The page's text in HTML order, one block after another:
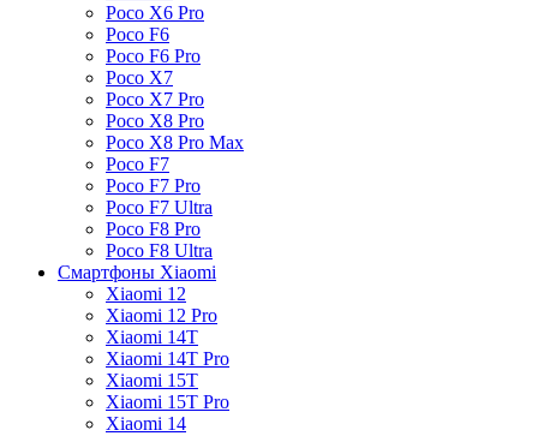
Poco X6 Pro
Poco F6
Poco F6 Pro
Poco X7
Poco X7 Pro
Poco X8 Pro
Poco X8 Pro Max
Poco F7
Poco F7 Pro
Poco F7 Ultra
Poco F8 Pro
Poco F8 Ultra
Смартфоны Xiaomi
Xiaomi 12
Xiaomi 12 Pro
Xiaomi 14T
Xiaomi 14T Pro
Xiaomi 15T
Xiaomi 15T Pro
Xiaomi 14